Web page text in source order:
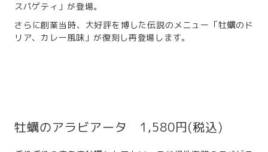
スパゲティ」が登場。
さらに創業当時、大好評を博した伝説のメニュー「牡蠣のド
リア、カレー風味」が復刻し再登場します。
牡蠣のアラビアータ 1,580円(税込)